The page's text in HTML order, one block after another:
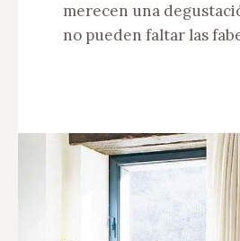
merecen una
no pueden faltar las